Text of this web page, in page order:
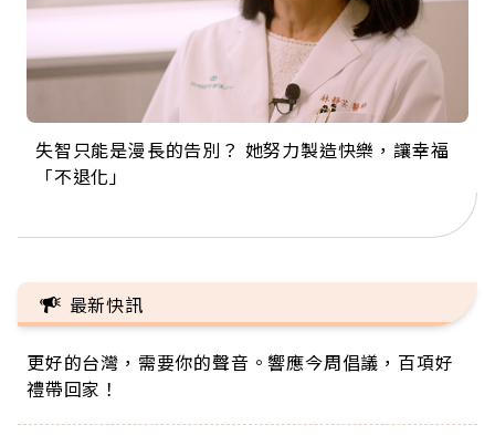
失智只能是漫長的告別？ 她努力製造快樂，讓幸福
「不退化」
來自剛果的巧克力神父 為台灣奉獻36年 「台灣是我
的家，我連作夢都講台語！」
63歲卸矽谷副總、搬回台灣找快樂！「蛋黃哥小
丑」走進安養院，逗樂上萬爺奶：退休後才開始真
104歲打破金氏世界紀錄 成為全球最年長羽球選
手，分享長壽的秘密原來是「這個」
事業巔峰他選擇追夢…黑手阿伯拉小提琴還登上小
巨蛋！連CNN都大讚！
最新快訊
更好的台灣，需要你的聲音。響應今周倡議，百項好
禮帶回家！